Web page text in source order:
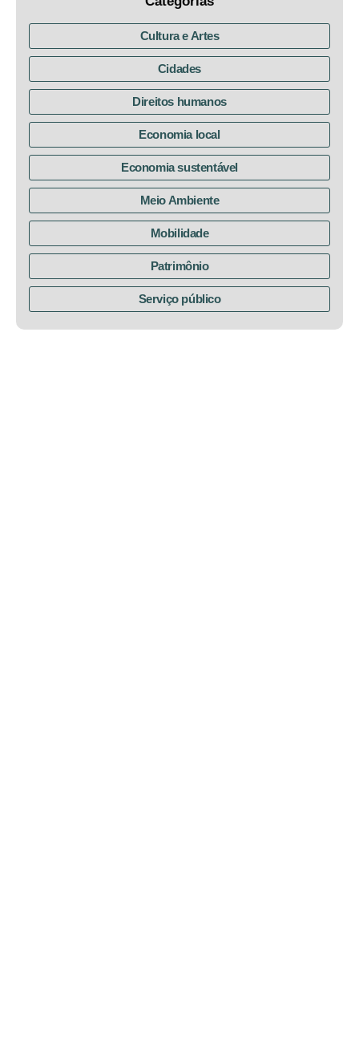
Cultura e Artes
Cidades
Direitos humanos
Economia local
Economia sustentável
Meio Ambiente
Mobilidade
Patrimônio
Serviço público